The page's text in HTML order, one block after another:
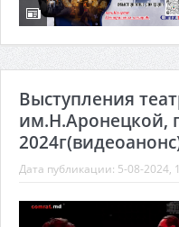
Выступления
им.Н.Аронецкой,
Дата публикации: 5-08-2024,